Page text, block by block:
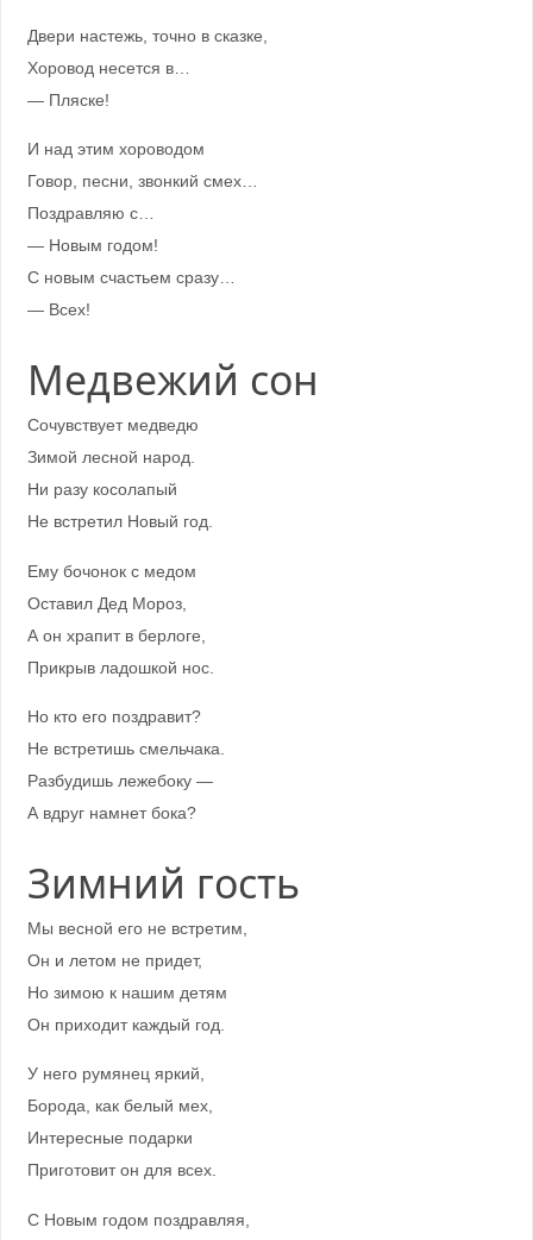
Двери настежь, точно в сказке,
Хоровод несется в…
— Пляске!
И над этим хороводом
Говор, песни, звонкий смех…
Поздравляю с…
— Новым годом!
С новым счастьем сразу…
— Всех!
Медвежий сон
Сочувствует медведю
Зимой лесной народ.
Ни разу косолапый
Не встретил Новый год.
Ему бочонок с медом
Оставил Дед Мороз,
А он храпит в берлоге,
Прикрыв ладошкой нос.
Но кто его поздравит?
Не встретишь смельчака.
Разбудишь лежебоку —
А вдруг намнет бока?
Зимний гость
Мы весной его не встретим,
Он и летом не придет,
Но зимою к нашим детям
Он приходит каждый год.
У него румянец яркий,
Борода, как белый мех,
Интересные подарки
Приготовит он для всех.
С Новым годом поздравляя,